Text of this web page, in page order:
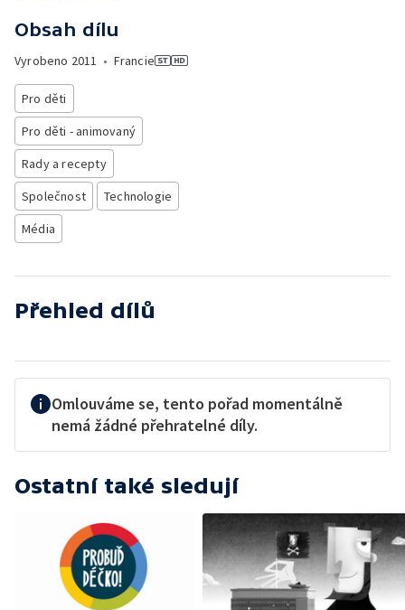
Obsah dílu
Vyrobeno 2011 • Francie
Pro děti
Pro děti - animovaný
Rady a recepty
Společnost
Technologie
Média
Přehled dílů
Omlouváme se, tento pořad momentálně
nemá žádné přehratelné díly.
Ostatní také sledují